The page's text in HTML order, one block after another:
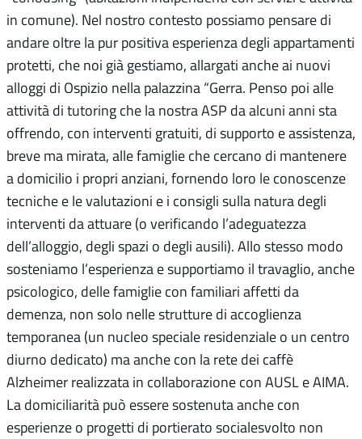
in comune). Nel nostro contesto possiamo pensare di
andare oltre la pur positiva esperienza degli appartamenti
protetti, che noi già gestiamo, allargati anche ai nuovi
alloggi di Ospizio nella palazzina “Gerra. Penso poi alle
attività di tutoring che la nostra ASP da alcuni anni sta
offrendo, con interventi gratuiti, di supporto e assistenza,
breve ma mirata, alle famiglie che cercano di mantenere
a domicilio i propri anziani, fornendo loro le conoscenze
tecniche e le valutazioni e i consigli sulla natura degli
interventi da attuare (o verificando l’adeguatezza
dell’alloggio, degli spazi o degli ausili). Allo stesso modo
sosteniamo l’esperienza e supportiamo il travaglio, anche
psicologico, delle famiglie con familiari affetti da
demenza, non solo nelle strutture di accoglienza
temporanea (un nucleo speciale residenziale o un centro
diurno dedicato) ma anche con la rete dei caffè
Alzheimer realizzata in collaborazione con AUSL e AIMA.
La domiciliarità può essere sostenuta anche con
esperienze o progetti di portierato socialesvolto non